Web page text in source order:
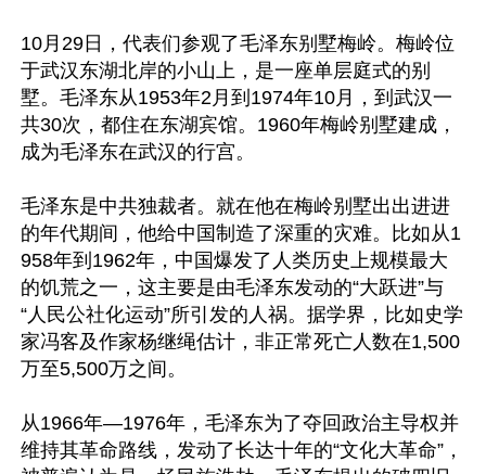
10月29日，代表们参观了毛泽东别墅梅岭。梅岭位
于武汉东湖北岸的小山上，是一座单层庭式的别
墅。毛泽东从1953年2月到1974年10月，到武汉一
共30次，都住在东湖宾馆。1960年梅岭别墅建成，
成为毛泽东在武汉的行宫。
毛泽东是中共独裁者。就在他在梅岭别墅出出进进
的年代期间，他给中国制造了深重的灾难。比如从1
958年到1962年，中国爆发了人类历史上规模最大
的饥荒之一，这主要是由毛泽东发动的“大跃进”与
“人民公社化运动”所引发的人祸。据学界，比如史学
家冯客及作家杨继绳估计，非正常死亡人数在1,500
万至5,500万之间。
从1966年—1976年，毛泽东为了夺回政治主导权并
维持其革命路线，发动了长达十年的“文化大革命”，